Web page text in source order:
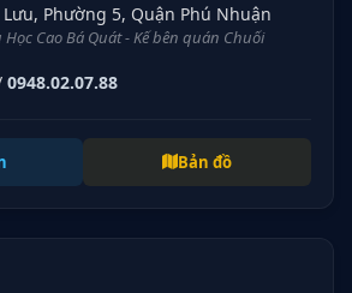
Phường 5, Quận Phú Nhuận
Cao Bá Quát - Kế bên quán Chuối
0948.02.07.88
Bản đồ